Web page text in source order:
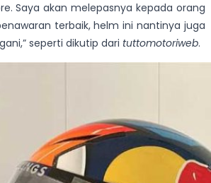
Saya akan melepasnya kepada orang
terbaik, helm ini nantinya juga
seperti dikutip dari tuttomotoriweb.